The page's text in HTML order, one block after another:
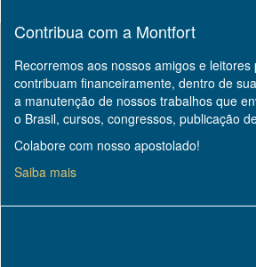
Contribua com a Montfort
Recorremos aos nossos amigos e leitores
contribuam financeiramente, dentro de
a manutenção de nossos trabalhos que
o Brasil, cursos, congressos, publicação
Colabore com nosso apostolado!
Saiba mais